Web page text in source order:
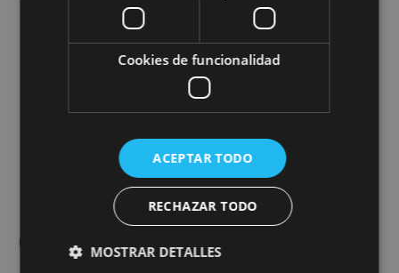
Caja Vino Gris
Cookies de funcionalidad
ACEPTAR TODO
RECHAZAR TODO
MOSTRAR DETALLES